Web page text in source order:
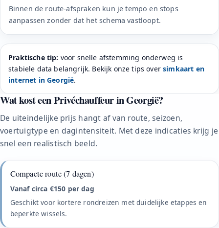
Binnen de route-afspraken kun je tempo en stops
aanpassen zonder dat het schema vastloopt.
Praktische tip: voor snelle afstemming onderweg is
stabiele data belangrijk. Bekijk onze tips oversimkaart en
internet in Georgië.
Wat kost een Privéchauffeur in Georgië?
De uiteindelijke prijs hangt af van route, seizoen,
voertuigtype en dagintensiteit. Met deze indicaties krijg je
snel een realistisch beeld.
Compacte route (7 dagen)
Vanaf circa €150 per dag
Geschikt voor kortere rondreizen met duidelijke etappes en
beperkte wissels.